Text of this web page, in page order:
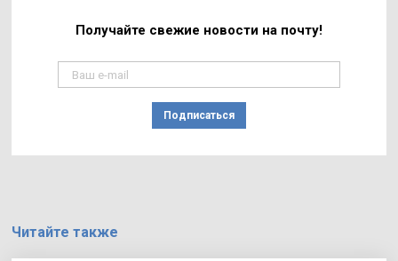
Получайте свежие новости на почту!
Подписаться
Читайте также